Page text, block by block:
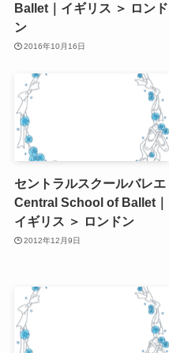
Ballet｜イギリス ＞ ロンド
ン
2016年10月16日
セントラルスクールバレエ
Central School of Ballet｜
イギリス ＞ ロンドン
2012年12月9日